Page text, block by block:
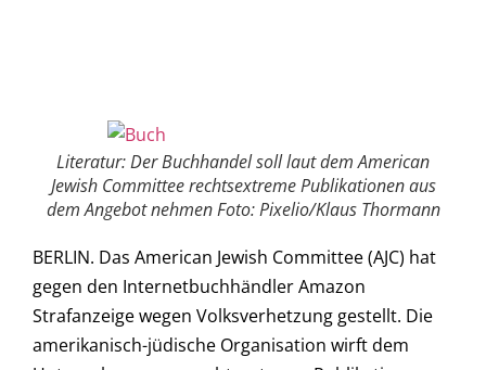
Literatur: Der Buchhandel soll laut dem American
Jewish Committee rechtsextreme Publikationen aus
dem Angebot nehmen Foto: Pixelio/Klaus Thormann
BERLIN. Das American Jewish Committee (AJC) hat
gegen den Internetbuchhändler Amazon
Strafanzeige wegen Volksverhetzung gestellt. Die
amerikanisch-jüdische Organisation wirft dem